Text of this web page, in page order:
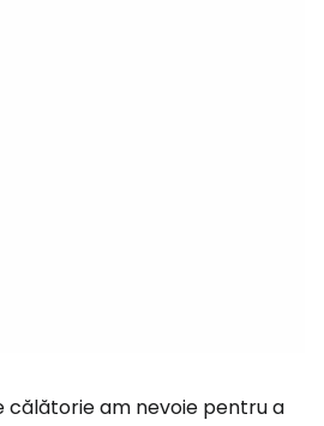
călătorie am nevoie pentru a